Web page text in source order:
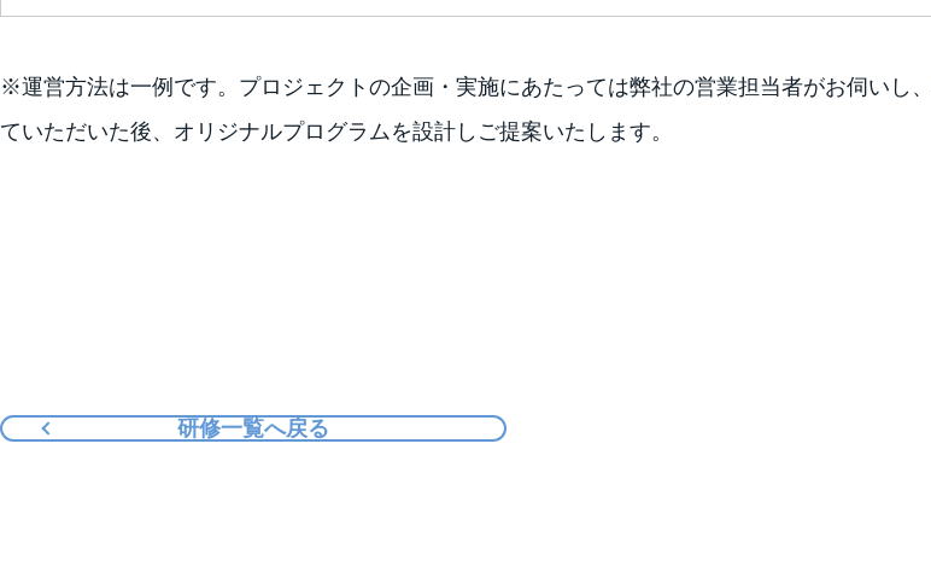
※運営方法は一例です。プロジェクトの企画・実施にあたっては弊社の営業担当者がお伺いし
ていただいた後、オリジナルプログラムを設計しご提案いたします。
研修一覧へ戻る